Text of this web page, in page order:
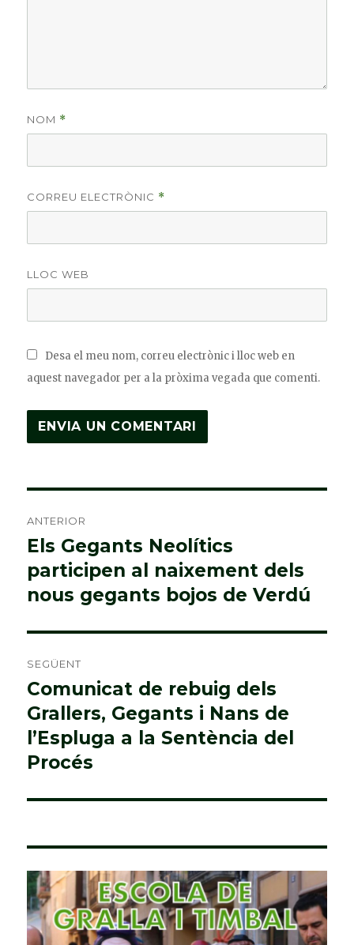
NOM *
CORREU ELECTRÒNIC *
LLOC WEB
Desa el meu nom, correu electrònic i lloc web en
aquest navegador per a la pròxima vegada que comenti.
d'entrades
ANTERIOR
Entrada
anterior:
Els Gegants Neolítics
participen al naixement dels
nous gegants bojos de Verdú
SEGÜENT
Entrada
següent:
Comunicat de rebuig dels
Grallers, Gegants i Nans de
l’Espluga a la Sentència del
Procés